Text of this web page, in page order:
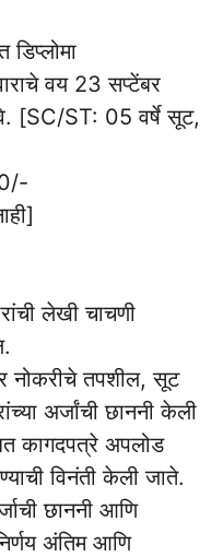
डिप्लोमा
वय 23 सप्टेंबर
[SC/ST: 05 वर्षे सूट,
लेखी चाचणी
नोकरीचे तपशील, सूट
अर्जांची छाननी केली
कागदपत्रे अपलोड
विनंती केली जाते.
छाननी आणि
अंतिम आणि